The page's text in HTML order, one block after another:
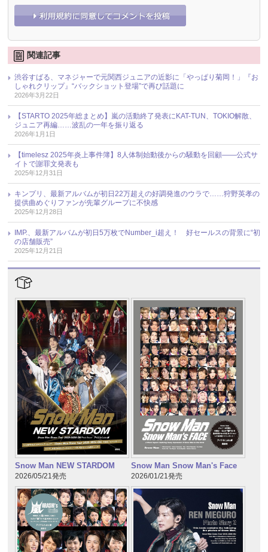
関連記事
渋谷すばる、マネジャーで元関西ジュニアの近影に「やっぱり菊岡！」『お
しゃれクリップ』“バックショット登場”で再び話題に
2026年3月22日
【STARTO 2025年総まとめ】嵐の活動終了発表にKAT-TUN、TOKIO解散、
ジュニア再編……波乱の一年を振り返る
2026年1月1日
【timelesz 2025年炎上事件簿】8人体制始動後からの騒動を回顧――公式サ
イトで謝罪文発表も
2025年12月31日
キンプリ、最新アルバムが初日22万超えの好調発進のウラで……狩野英孝の
提供曲めぐりファンが先輩グループに不快感
2025年12月28日
IMP.、最新アルバムが初日5万枚でNumber_i超え！ 好セールスの背景に“初
の店舗販売”
2025年12月21日
Snow Man NEW STARDOM
2026/05/21発売
Snow Man Snow Man's Face
2026/01/21発売